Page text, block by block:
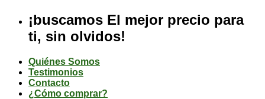
contenido
¡buscamos El mejor precio para
ti, sin olvidos!
Quiénes Somos
Testimonios
Contacto
¿Cómo comprar?